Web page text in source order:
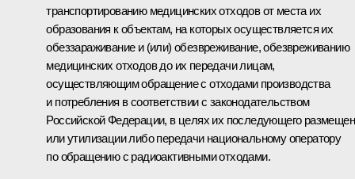
транспортированию медицинских отходов от места их
образования к объектам, на которых осуществляется их
обеззараживание и (или) обезвреживание, обезвреживанию
медицинских отходов до их передачи лицам,
осуществляющим обращение с отходами производства
и потребления в соответствии с законодательством
Российской Федерации, в целях их последующего
или утилизации либо передачи национальному оператору
по обращению с радиоактивными отходами.